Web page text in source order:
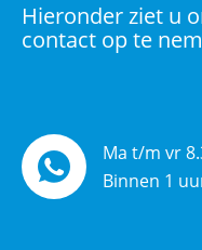
Hieronder ziet u
contact op te
Ma t/m vr
Binnen 1